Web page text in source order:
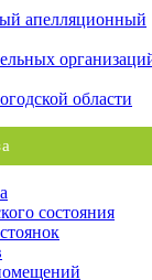
апелляционный
области
состояния